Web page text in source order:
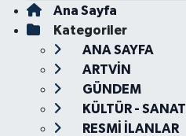
Ana Sayfa
Kategoriler
ANA SAYFA
ARTVİN
GÜNDEM
KÜLTÜR - SANAT
RESMİ İLANLAR